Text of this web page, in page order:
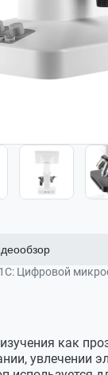
Цифровой
как
увлечении
до 1600х
3Мр
и
со схемой